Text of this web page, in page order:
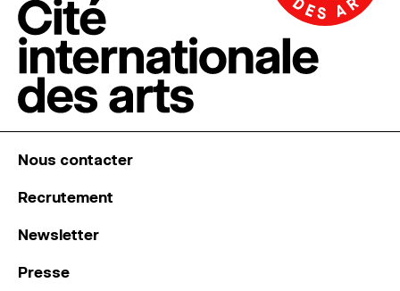
Nous contacter
Recrutement
Newsletter
Presse